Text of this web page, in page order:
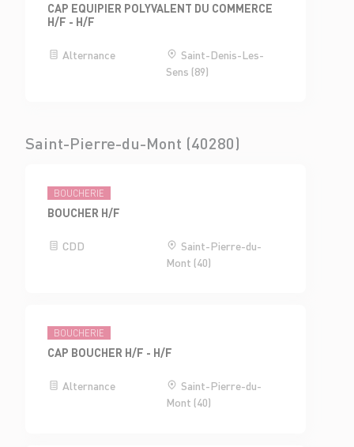
CAP EQUIPIER POLYVALENT DU COMMERCE
H/F - H/F
Alternance
Saint-Denis-Les-
Sens (89)
Saint-Pierre-du-Mont (40280)
BOUCHERIE
BOUCHER H/F
CDD
Saint-Pierre-du-
Mont (40)
BOUCHERIE
CAP BOUCHER H/F - H/F
Alternance
Saint-Pierre-du-
Mont (40)